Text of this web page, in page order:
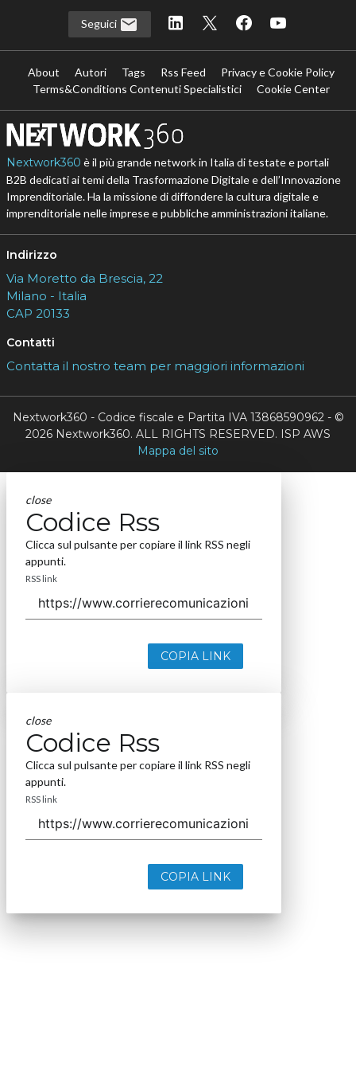
Seguici
About Autori Tags Rss Feed
Privacy e Cookie Policy
Terms&Conditions Contenuti Specialistici
Cookie Center
Nextwork360 è il più grande network in Italia di testate e portali
B2B dedicati ai temi della Trasformazione Digitale e dell’Innovazione
Imprenditoriale. Ha la missione di diffondere la cultura digitale e
imprenditoriale nelle imprese e pubbliche amministrazioni italiane.
Indirizzo
Via Moretto da Brescia, 22
Milano - Italia
CAP 20133
Contatti
Contatta il nostro team per maggiori informazioni
Nextwork360 - Codice fiscale e Partita IVA 13868590962 - ©
2026 Nextwork360. ALL RIGHTS RESERVED. ISP AWS
Mappa del sito
close
Codice Rss
Clicca sul pulsante per copiare il link RSS negli
appunti.
RSS link
COPIA LINK
close
Codice Rss
Clicca sul pulsante per copiare il link RSS negli
appunti.
RSS link
COPIA LINK